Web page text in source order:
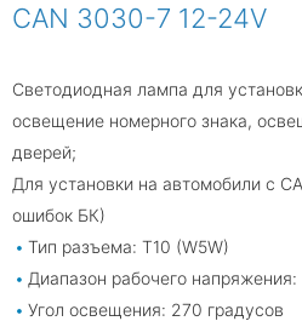
CAN 3030-7 12-24V
Светодиодная лампа для
освещение номерного знака,
дверей;
Для установки на автомобили с
ошибок БК)
Тип разъема: T10 (W5W)
Диапазон рабочего
Угол освещения: 270 градусов